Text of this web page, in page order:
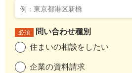
必須
問い合わせ種別
住まいの相談をしたい
企業の資料請求